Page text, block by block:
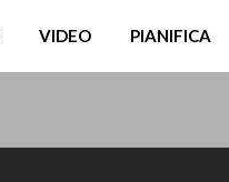
VIDEO PIANIFICA